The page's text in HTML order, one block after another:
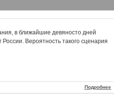
в ближайшие девяносто дней
Вероятность такого сценария
Подробнее